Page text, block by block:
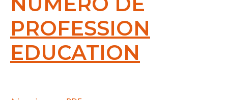
PROFESSION
EDUCATION